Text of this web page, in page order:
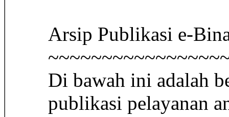
Arsip Publikasi e-
Di bawah ini adalah
publikasi pelayanan